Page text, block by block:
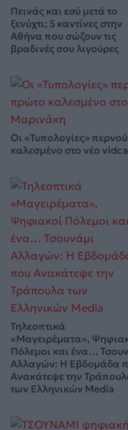
Πεινάς και εσύ μετά το
ξενύχτι; 5 καντίνες στην
Αθήνα που σώζουν τις
βραδινές σου λιγούρες
Οι «Τυπολογίες»
καλεσμένο στο νέο
Τηλεοπτικά
«Μαγειρέματα»,
Πόλεμοι και ένα…
Αλλαγών: Η Εβδομάδα
Ανακάτεψε την
των Ελληνικών Media